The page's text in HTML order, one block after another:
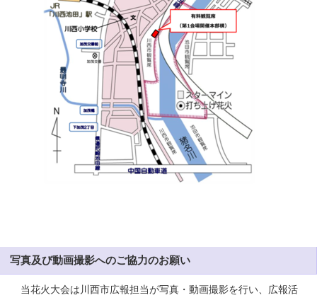
写真及び動画撮影へのご協力のお願い
当花火大会は川西市広報担当が写真・動画撮影を行い、広報活